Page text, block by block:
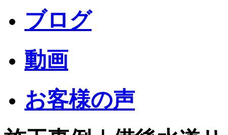
ブログ
動画
お客様の声